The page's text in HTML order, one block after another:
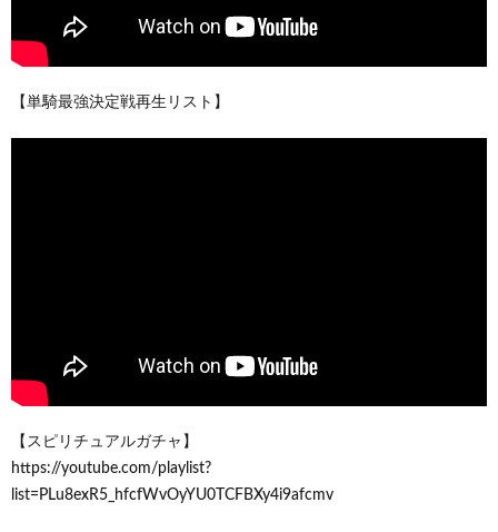
【単騎最強決定戦再生リスト】
【スピリチュアルガチャ】
https://youtube.com/playlist?
list=PLu8exR5_hfcfWvOyYU0TCFBXy4i9afcmv